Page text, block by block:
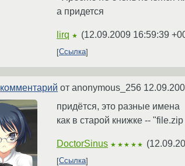
а придется
lirq ★ (12.09.2009 16:59:39
Ссылка
комментарий от anonymous_256
придётся, это разные имена
как в старой книжке --
DoctorSinus ★★★★★ (
Ссылка